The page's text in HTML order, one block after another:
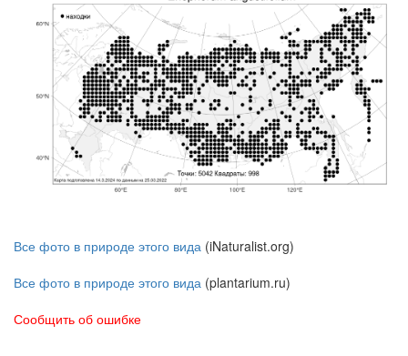
Все фото в природе этого вида (iNaturalist.org)
Все фото в природе этого вида (plantarium.ru)
Сообщить об ошибке